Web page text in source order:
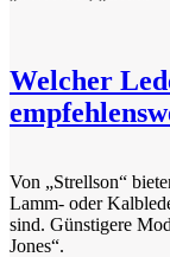
Welcher
Von „Strellson“
Lamm- oder
sind. Günstigere
Jones“.